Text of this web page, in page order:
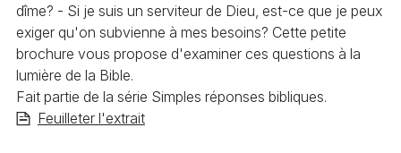
dîme? - Si je suis un serviteur de Dieu, est-ce que je peux
exiger qu'on subvienne à mes besoins? Cette petite
brochure vous propose d'examiner ces questions à la
lumière de la Bible.
Fait partie de la série Simples réponses bibliques.
Feuilleter l'extrait